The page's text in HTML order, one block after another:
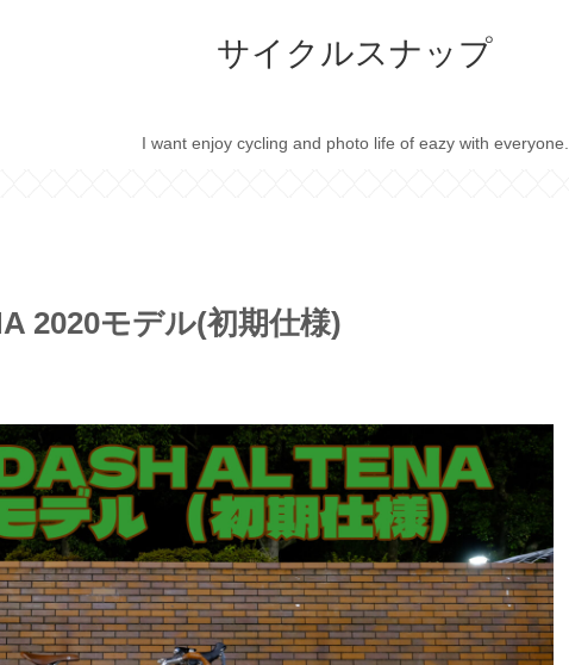
サイクルスナップ
I want enjoy cycling and photo life of eazy with everyone.
2020モデル(初期仕様)